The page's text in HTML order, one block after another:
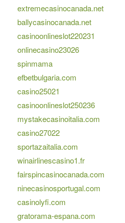
extremecasinocanada.net
ballycasinocanada.net
casinoonlineslot220231
onlinecasino23026
spinmama
efbetbulgaria.com
casino25021
casinoonlineslot250236
mystakecasinoitalia.com
casino27022
sportazaitalia.com
winairlinescasino1.fr
fairspincasinocanada.com
ninecasinosportugal.com
casinolyfi.com
gratorama-espana.com